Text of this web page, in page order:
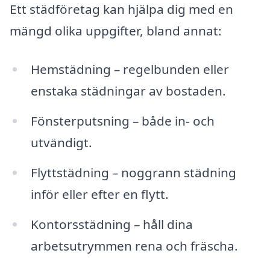
Ett städföretag kan hjälpa dig med en
mängd olika uppgifter, bland annat:
Hemstädning – regelbunden eller
enstaka städningar av bostaden.
Fönsterputsning – både in- och
utvändigt.
Flyttstädning – noggrann städning
inför eller efter en flytt.
Kontorsstädning – håll dina
arbetsutrymmen rena och fräscha.